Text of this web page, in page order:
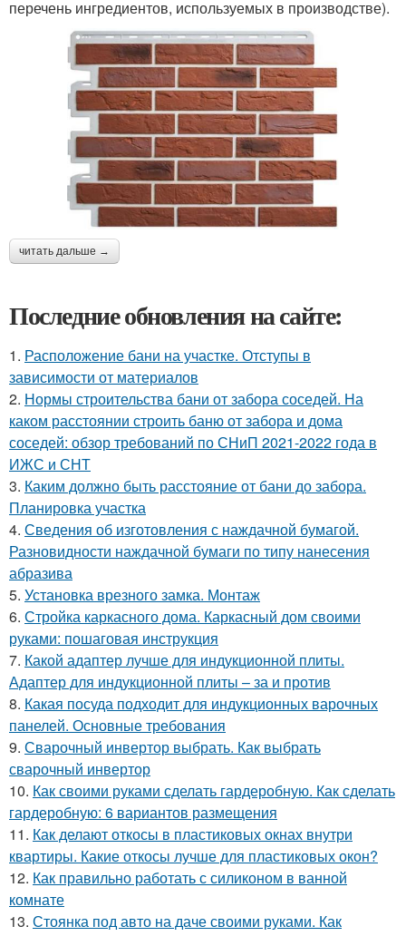
перечень ингредиентов, используемых в производстве).
читать дальше →
Последние обновления на сайте:
1. Расположение бани на участке. Отступы в
зависимости от материалов
2. Нормы строительства бани от забора соседей. На
каком расстоянии строить баню от забора и дома
соседей: обзор требований по СНиП 2021-2022 года в
ИЖС и СНТ
3. Каким должно быть расстояние от бани до забора.
Планировка участка
4. Сведения об изготовления с наждачной бумагой.
Разновидности наждачной бумаги по типу нанесения
абразива
5. Установка врезного замка. Монтаж
6. Стройка каркасного дома. Каркасный дом своими
руками: пошаговая инструкция
7. Какой адаптер лучше для индукционной плиты.
Адаптер для индукционной плиты – за и против
8. Какая посуда подходит для индукционных варочных
панелей. Основные требования
9. Сварочный инвертор выбрать. Как выбрать
сварочный инвертор
10. Как своими руками сделать гардеробную. Как сделать
гардеробную: 6 вариантов размещения
11. Как делают откосы в пластиковых окнах внутри
квартиры. Какие откосы лучше для пластиковых окон?
12. Как правильно работать с силиконом в ванной
комнате
13. Стоянка под авто на даче своими руками. Как